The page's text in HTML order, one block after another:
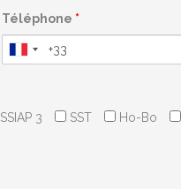
Téléphone *
SSIAP 3 SST Ho-Bo